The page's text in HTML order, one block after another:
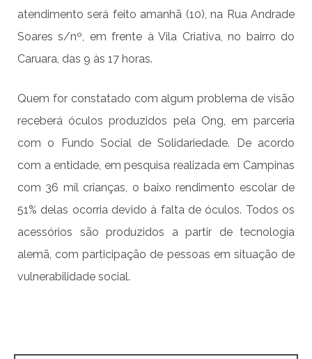
atendimento será feito amanhã (10), na Rua Andrade
Soares s/nº, em frente à Vila Criativa, no bairro do
Caruara, das 9 às 17 horas.
Quem for constatado com algum problema de visão
receberá óculos produzidos pela Ong, em parceria
com o Fundo Social de Solidariedade. De acordo
com a entidade, em pesquisa realizada em Campinas
com 36 mil crianças, o baixo rendimento escolar de
51% delas ocorria devido à falta de óculos. Todos os
acessórios são produzidos a partir de tecnologia
alemã, com participação de pessoas em situação de
vulnerabilidade social.